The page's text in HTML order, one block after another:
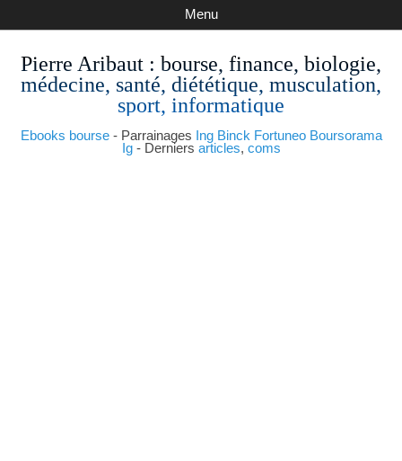
Pierre Aribaut : bourse, finance, biologie,
médecine, santé, diététique, musculation,
sport, informatique
Ebooks bourse- Parrainages Ing Binck Fortuneo Boursorama
Ig- Derniers articles, coms
Menu